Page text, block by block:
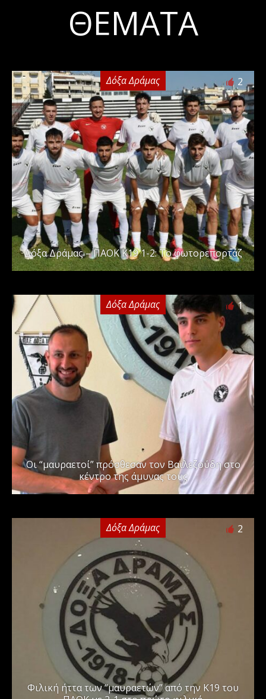
ΘΈΜΑΤΑ
Δόξα Δράμας 2
Δόξα Δράμας – ΠΑΟΚ Κ19 1-2: Το φωτορεπορτάζ
Δόξα Δράμας 1
Οι “μαυραετοί” πρόσθεσαν τον Βαϊλεζούδη στο
κέντρο της άμυνας τους
Δόξα Δράμας 2
Φιλική ήττα των “μαυραετών” από την Κ19 του